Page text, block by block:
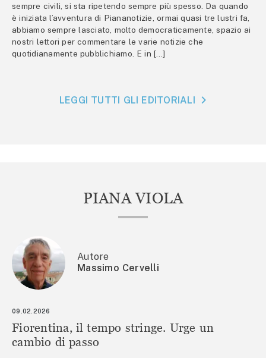
sempre civili, si sta ripetendo sempre più spesso. Da quando
è iniziata l’avventura di Piananotizie, ormai quasi tre lustri fa,
abbiamo sempre lasciato, molto democraticamente, spazio ai
nostri lettori per commentare le varie notizie che
quotidianamente pubblichiamo. E in […]
LEGGI TUTTI GLI EDITORIALI
PIANA VIOLA
Autore
Massimo Cervelli
09.02.2026
Fiorentina, il tempo stringe. Urge un
cambio di passo